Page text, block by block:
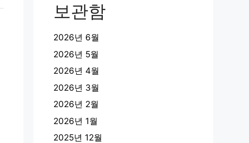
보관함
2026년 6월
2026년 5월
2026년 4월
2026년 3월
2026년 2월
2026년 1월
2025년 12월